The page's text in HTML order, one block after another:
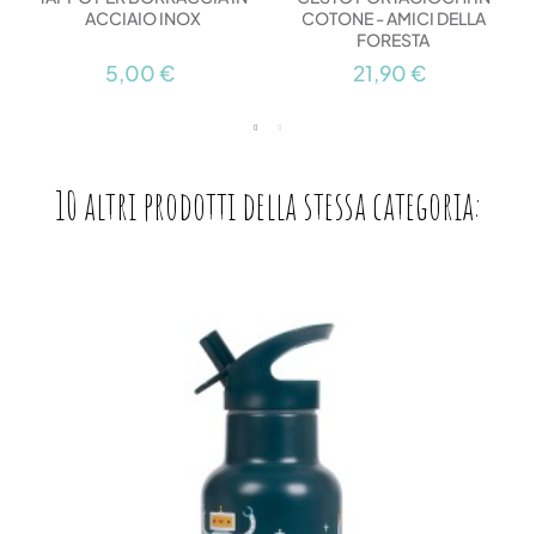
ACCIAIO INOX
5,00 €
COTONE - AMICI DELLA
FORESTA
21,90 €
10 altri prodotti della stessa categoria: